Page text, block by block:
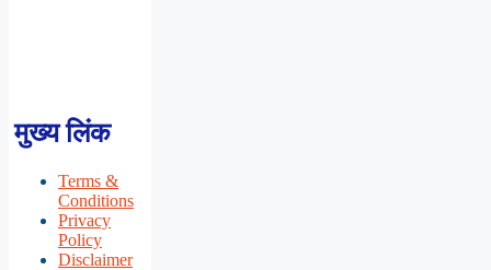
मुख्य लिंक
Terms &
Conditions
Privacy
Policy
Disclaimer